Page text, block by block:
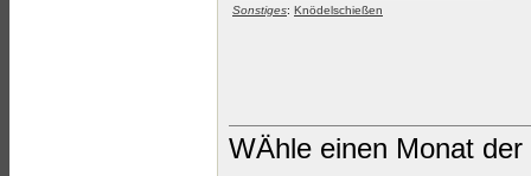
Sonstiges: Knödelschießen
WÄhle einen Monat